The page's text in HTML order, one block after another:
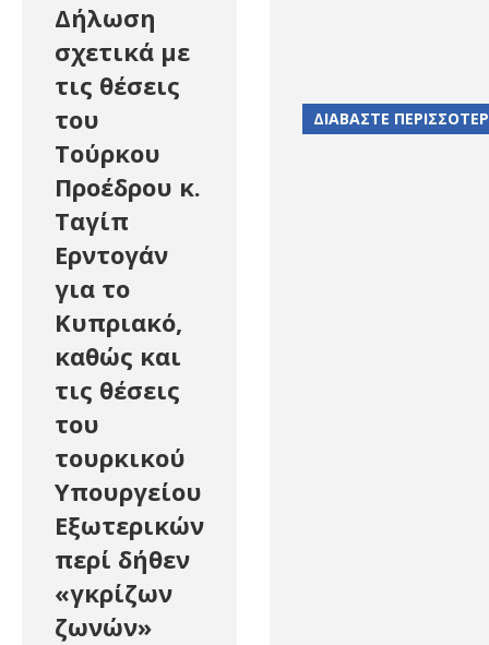
Δήλωση
σχετικά με
τις θέσεις
του
Τούρκου
Προέδρου κ.
Ταγίπ
Ερντογάν
για το
Κυπριακό,
καθώς και
τις θέσεις
του
τουρκικού
Υπουργείου
Εξωτερικών
περί δήθεν
«γκρίζων
ζωνών»
ΔΙΑΒΑΣΤΕ